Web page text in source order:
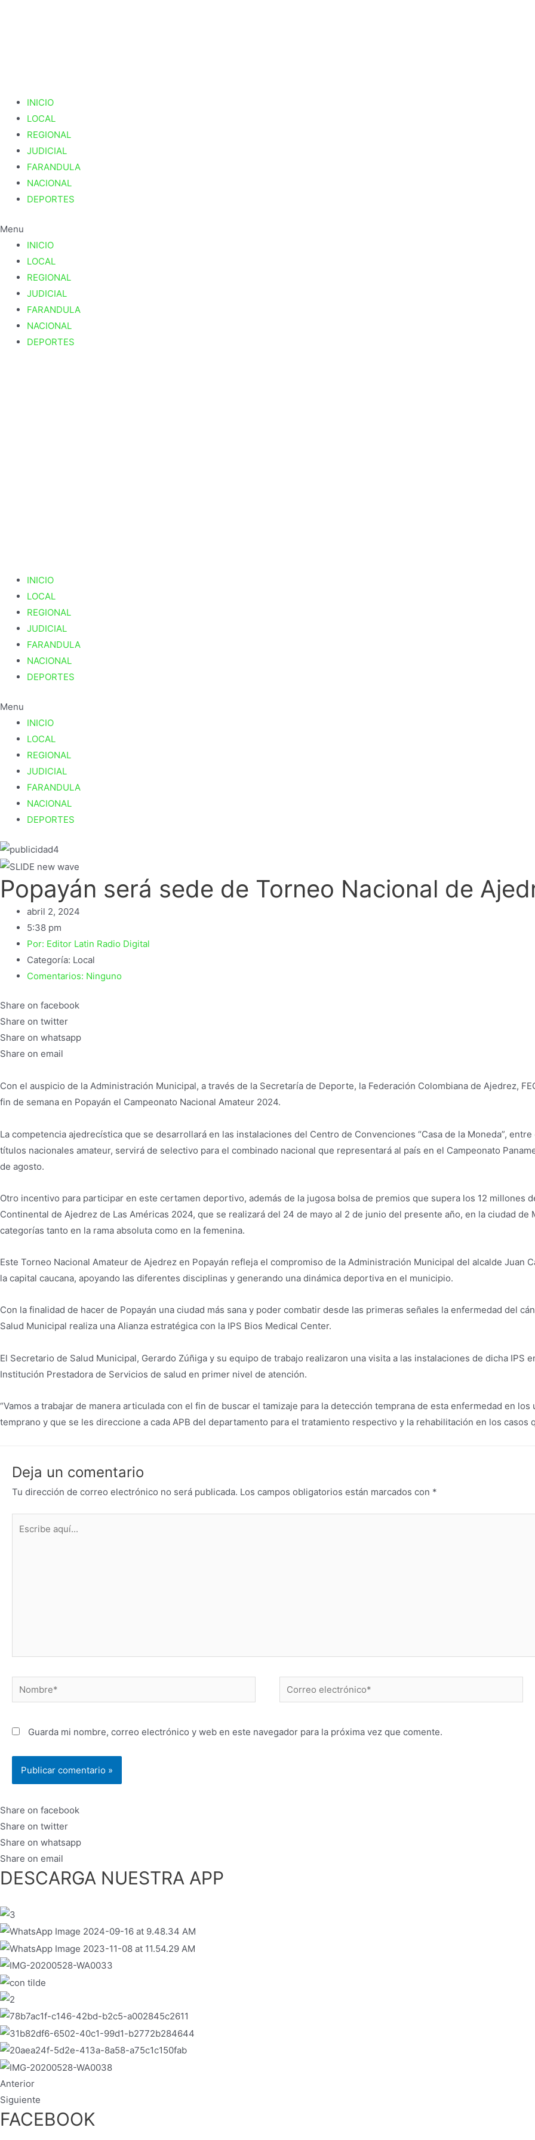
INICIO
LOCAL
REGIONAL
JUDICIAL
FARANDULA
NACIONAL
DEPORTES
Menu
INICIO
LOCAL
REGIONAL
JUDICIAL
FARANDULA
NACIONAL
DEPORTES
INICIO
LOCAL
REGIONAL
JUDICIAL
FARANDULA
NACIONAL
DEPORTES
Menu
INICIO
LOCAL
REGIONAL
JUDICIAL
FARANDULA
NACIONAL
DEPORTES
Popayán será sede de Torneo Nacional de
abril 2, 2024
5:38 pm
Por: Editor Latin Radio Digital
Categoría: Local
Comentarios: Ninguno
Share on facebook
Share on twitter
Share on whatsapp
Share on email
Con el auspicio de la Administración Municipal, a través de la Secretaría de Deporte, la Federación Colombiana de Ajedrez,
fin de semana en Popayán el Campeonato Nacional Amateur 2024.
La competencia ajedrecística que se desarrollará en las instalaciones del Centro de Convenciones “Casa de la Moneda”,
títulos nacionales amateur, servirá de selectivo para el combinado nacional que representará al país en el Campeonato
de agosto.
Otro incentivo para participar en este certamen deportivo, además de la jugosa bolsa de premios que supera los 12 millones
Continental de Ajedrez de Las Américas 2024, que se realizará del 24 de mayo al 2 de junio del presente año, en la ciudad
categorías tanto en la rama absoluta como en la femenina.
Este Torneo Nacional Amateur de Ajedrez en Popayán refleja el compromiso de la Administración Municipal del alcalde Juan
la capital caucana, apoyando las diferentes disciplinas y generando una dinámica deportiva en el municipio.
Con la finalidad de hacer de Popayán una ciudad más sana y poder combatir desde las primeras señales la enfermedad del
Salud Municipal realiza una Alianza estratégica con la IPS Bios Medical Center.
El Secretario de Salud Municipal, Gerardo Zúñiga y su equipo de trabajo realizaron una visita a las instalaciones de dicha
Institución Prestadora de Servicios de salud en primer nivel de atención.
“Vamos a trabajar de manera articulada con el fin de buscar el tamizaje para la detección temprana de esta enfermedad en
temprano y que se les direccione a cada APB del departamento para el tratamiento respectivo y la rehabilitación en los casos
Deja un comentario
Tu dirección de correo electrónico no será publicada. Los campos obligatorios están marcados con *
Nombre*
Correo
electrónico*
Guarda mi nombre, correo electrónico y web en este navegador para la próxima vez que comente.
Share on facebook
Share on twitter
Share on whatsapp
Share on email
DESCARGA NUESTRA APP
Anterior
Siguiente
FACEBOOK